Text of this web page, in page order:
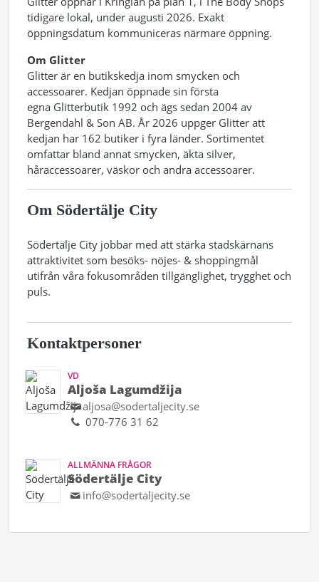
tidigare lokal, under augusti 2026. Exakt
öppningsdatum kommuniceras närmare öppning.
Om Glitter
Glitter är en butikskedja inom smycken och
accessoarer. Kedjan öppnade sin första
egna Glitterbutik 1992 och ägs sedan 2004 av
Bergendahl & Son AB. År 2026 uppger Glitter att
kedjan har 162 butiker i fyra länder. Sortimentet
omfattar bland annat smycken, äkta silver,
håraccessoarer, väskor och andra accessoarer.
Om Södertälje City
Södertälje City jobbar med att stärka stadskärnans
attraktivitet som besöks- nöjes- & shoppingmål
utifrån våra fokusområden tillgänglighet, trygghet och
puls.
Kontaktpersoner
VD
Aljoša Lagumdžija
aljosa@sodertaljecity.se
070-776 31 62
ALLMÄNNA FRÅGOR
Södertälje City
info@sodertaljecity.se